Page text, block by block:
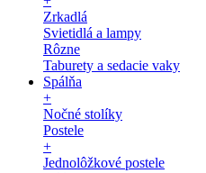
Zrkadlá
Svietidlá a lampy
Rôzne
Taburety a sedacie vaky
Spálňa
+
Nočné stolíky
Postele
+
Jednolôžkové postele